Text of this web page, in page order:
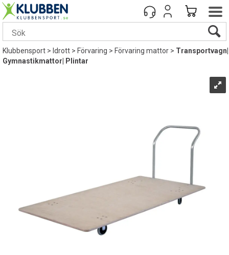
Klubbensport> Idrott>Förvaring>Förvaring mattor>Transportvagn|
Gymnastikmattor| Plintar